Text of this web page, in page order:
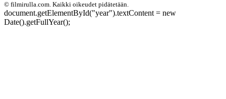
© filmirulla.com. Kaikki oikeudet pidätetään.
document.getElementById("year").textContent = new
Date().getFullYear();